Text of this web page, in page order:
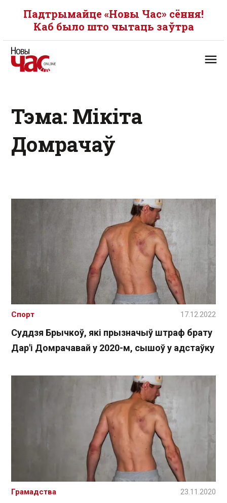
Падтрымайце «Новы Час» сёння!
Каб было што чытаць заўтра
Тэма: Мікіта
Домрачаў
Суддзя Брычкоў, які прызначыў штраф брату
Дар'і Домрачавай у 2020-м, сышоў у адстаўку
Спорт 17.12.2022
Грамадства 23.11.2020